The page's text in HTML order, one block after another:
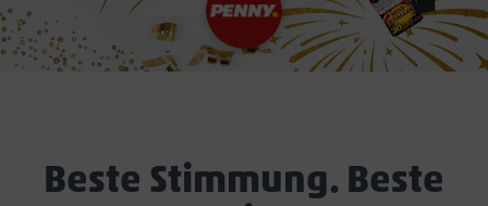
Beste Stimmung. Beste